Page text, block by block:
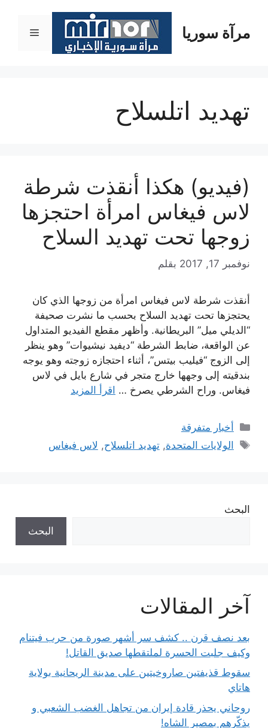
المحتوىمرآة سوريا القائمة
تهديد اتلسلاح
(فيديو) هكذا أنقذت شرطة
لاس فيغاس امرأة احتجزها
زوجها تحت تهديد السلاح
نوفمبر 17, 2017 بقلم
أنقذت شرطة لاس فيغاس امرأة من زوجها الذي كان
يحتجزها تحت تهديد السلاح بحسب ما نشرت صحيفة
“الديلي ميل” البريطانية. وأظهر مقطع الفيديو المتداول
عن الواقعة، ضابط الشرطة “ديفيد نيشيوات” وهو ينظر
إلى الزوج “فيليب بيتس”، أثناء احتجازه زوجته وهو يوجه
بندقيته إلى وجهها خارج متجر في شارع بايل في لاس
فيغاس. وراح الشرطي يصرخ … اقرأ المزيد
التصنيفات
أخبار متفرقة
الوسوم
الولايات المتحدة,تهديد اتلسلاح, لاس فيغاس
البحث
البحث
آخر المقالات
بعد نصف قرن .. كشف سر أشهر صورة من حرب فيتنام
وكيف جلبت الحسرة لملتقطها صديق القاتل!
سقوط قذيفتين صاروخيتين على مدينة الريحانية بولاية
هاتاي
روحاني يحذر قادة إيران من تجاهل الغضب الشعبي و
يذكّرهم بمصير الشاه!